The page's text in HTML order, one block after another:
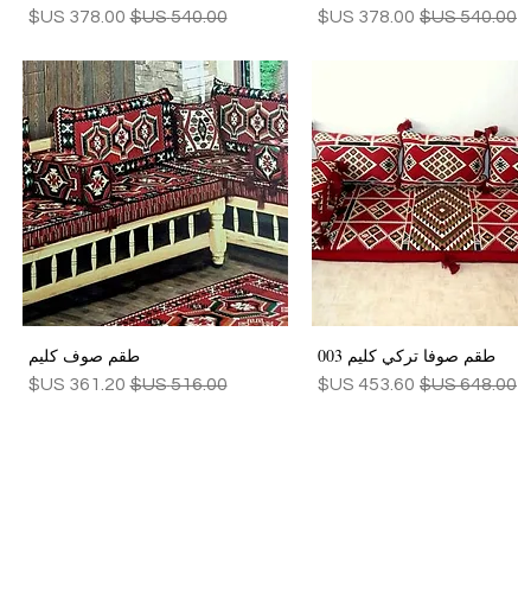
سعر عادي سعر البيع سعر عادي‏540.00 US$ سعر البيع
العرض السريع
طقم صوفا تركي كليم 003
سعر عادي سعر البيع
العرض السريعطقم صوف كليم
سعر عادي‏516.00 US$ سعر البيع